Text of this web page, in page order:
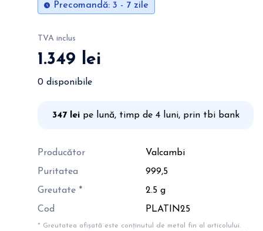
Precomandă: 3 - 7 zile
TVA inclus
1.349 lei
0 disponibile
347 leipe lună, timp de 4 luni, prin tbi bank
Producător
Valcambi
Puritatea
999,5
Greutate *
2.5 g
Cod
PLATIN25
* Greutatea afișată este conținutul de metal fin al articolului.